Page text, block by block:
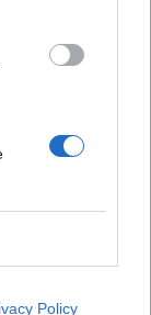
Policy
del
di uno
di
1
2026/2027)